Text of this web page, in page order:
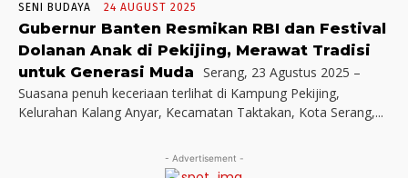
SENI BUDAYA 24 AUGUST 2025
Gubernur Banten Resmikan RBI dan Festival
Dolanan Anak di Pekijing, Merawat Tradisi
untuk Generasi Muda Serang, 23 Agustus 2025 –
Suasana penuh keceriaan terlihat di Kampung Pekijing,
Kelurahan Kalang Anyar, Kecamatan Taktakan, Kota Serang,...
- Advertisement -